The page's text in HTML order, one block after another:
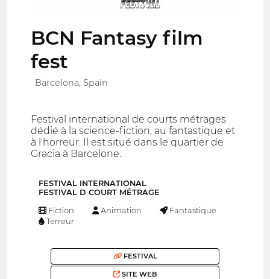
BCN Fantasy film
fest
Barcelona, Spain
Festival international de courts métrages
dédié à la science-fiction, au fantastique et
à l'horreur. Il est situé dans le quartier de
Gracia à Barcelone.
FESTIVAL INTERNATIONAL
FESTIVAL D COURT MÉTRAGE
Fiction Animation
Fantastique
Terreur
FESTIVAL
SITE WEB